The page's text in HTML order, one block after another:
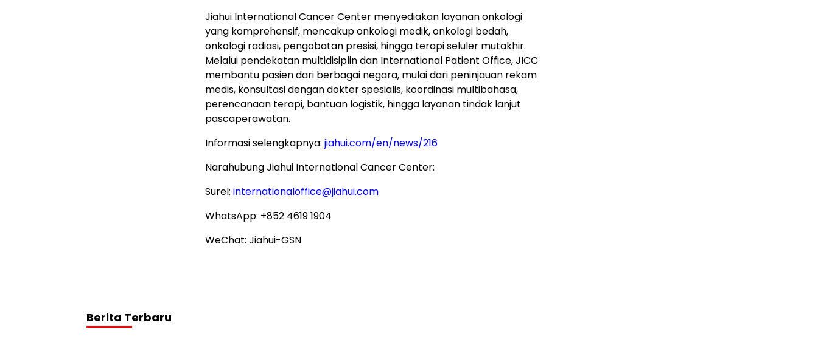
Jiahui International Cancer Center menyediakan layanan onkologi
yang komprehensif, mencakup onkologi medik, onkologi bedah,
onkologi radiasi, pengobatan presisi, hingga terapi seluler mutakhir.
Melalui pendekatan multidisiplin dan International Patient Office, JICC
membantu pasien dari berbagai negara, mulai dari peninjauan rekam
medis, konsultasi dengan dokter spesialis, koordinasi multibahasa,
perencanaan terapi, bantuan logistik, hingga layanan tindak lanjut
pascaperawatan.
Informasi selengkapnya: jiahui.com/en/news/216
Narahubung Jiahui International Cancer Center:
Surel: internationaloffice@jiahui.com
WhatsApp: +852 4619 1904
WeChat: Jiahui-GSN
Berita Terbaru